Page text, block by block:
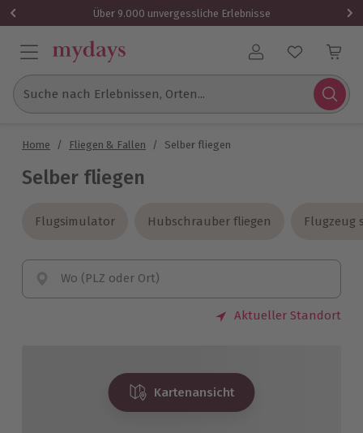
Über 9.000 unvergessliche Erlebnisse
Benutzerkonto
Suche nach Erlebnissen, Orten...
Home / Fliegen & Fallen / Selber fliegen
Selber fliegen
Flugsimulator
Flugsimulator Hubschrauber fliegen
Hubschrauber fliegen Flugzeug
Flugzeug
Wo (PLZ oder Ort)
Aktueller Standort
Kartenansicht